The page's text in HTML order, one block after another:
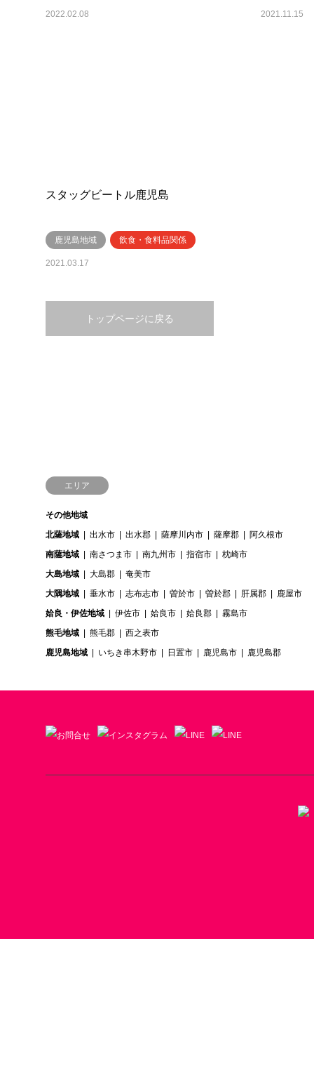
2022.02.08 2021.11.15
スタッグビートル鹿児島
鹿児島地域 飲食・食料品関係
2021.03.17
トップページに戻る
エリア
その他地域
北薩地域
出水市 出水郡 薩摩川内市 薩摩郡
阿久根市
南薩地域
南さつま市 南九州市 指宿市
枕崎市
大島地域
大島郡
奄美市
大隅地域
垂水市 志布志市 曽於市 曽於郡 肝属郡
鹿屋市
姶良・伊佐地域
伊佐市 姶良市 姶良郡
霧島市
熊毛地域
熊毛郡
西之表市
鹿児島地域
いちき串木野市 日置市 鹿児島市 鹿児島郡